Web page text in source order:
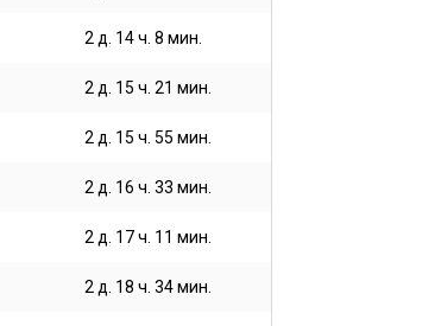
2 д. 14 ч. 8 мин.
2 д. 15 ч. 21 мин.
2 д. 15 ч. 55 мин.
2 д. 16 ч. 33 мин.
2 д. 17 ч. 11 мин.
2 д. 18 ч. 34 мин.